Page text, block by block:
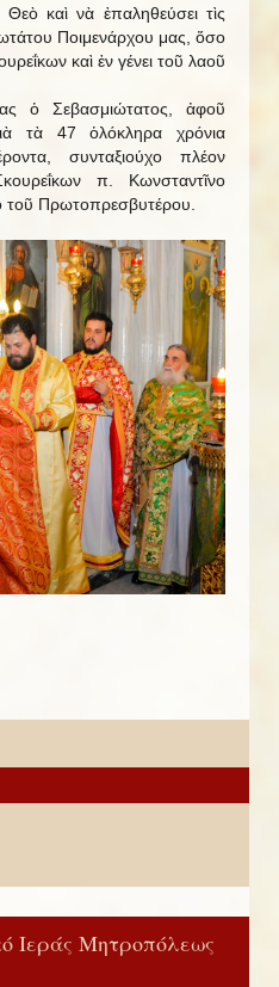
καὶ νὰ ἐπαληθεύσει τὶς
Ποιμενάρχου μας, ὅσο
καὶ ἐν γένει τοῦ λαοῦ
ὁ Σεβασμιώτατος, ἀφοῦ
τὰ 47 ὁλόκληρα χρόνια
συνταξιούχο πλέον
π. Κωνσταντῖνο
τοῦ Πρωτοπρεσβυτέρου.
Ιεράς Μητροπόλεως